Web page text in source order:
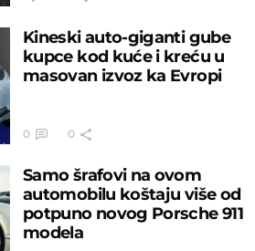
Kineski auto-giganti gube
kupce kod kuće i kreću u
masovan izvoz ka Evropi
0 0
Samo šrafovi na ovom
automobilu koštaju više od
potpuno novog Porsche 911
modela